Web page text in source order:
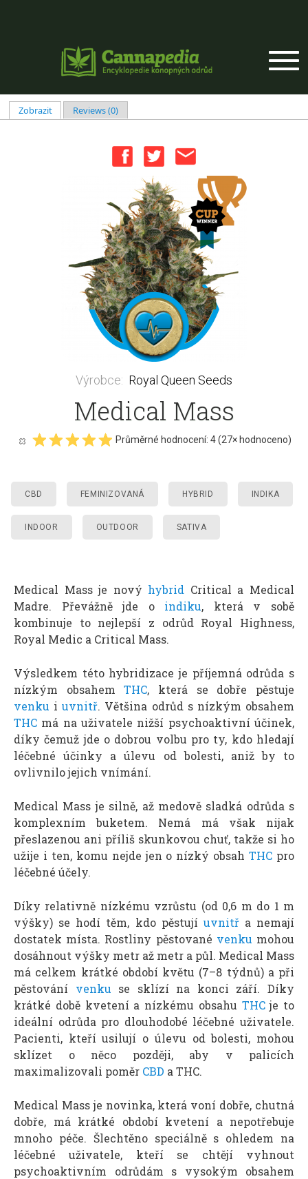
Hlavní záložky
Zobrazit(aktivní záložka)
Reviews (0)
Výrobce: Royal Queen Seeds
Medical Mass
Průměrné hodnocení: 4(27× hodnoceno)
CBD FEMINIZOVANÁ HYBRID INDIKA
INDOOR OUTDOOR SATIVA
Medical Mass je nový hybrid Critical a Medical
Madre. Převážně jde o indiku, která v sobě
kombinuje to nejlepší z odrůd Royal Highness,
Royal Medic a Critical Mass.
Výsledkem této hybridizace je příjemná odrůda s
nízkým obsahemTHC, která se dobře pěstuje
venku iuvnitř. Většina odrůd s nízkým obsahem
THC má na uživatele nižší psychoaktivní účinek,
díky čemuž jde o dobrou volbu pro ty, kdo hledají
léčebné účinky a úlevu od bolesti, aniž by to
ovlivnilo jejich vnímání.
Medical Mass je silně, až medově sladká odrůda s
komplexním buketem. Nemá má však nijak
přeslazenou ani příliš skunkovou chuť, takže si ho
užije i ten, komu nejde jen o nízký obsahTHC pro
léčebné účely.
Díky relativně nízkému vzrůstu (od 0,6 m do 1 m
výšky) se hodí těm, kdo pěstují uvnitřa nemají
dostatek místa. Rostliny pěstované venku mohou
dosáhnout výšky metr až metr a půl. Medical Mass
má celkem krátké období květu (7–8 týdnů) a při
pěstování venku se sklízí na konci září. Díky
krátké době kvetení a nízkému obsahu THCje to
ideální odrůda pro dlouhodobé léčebné uživatele.
Pacienti, kteří usilují o úlevu od bolesti, mohou
sklízet o něco později, aby v palicích
maximalizovali poměr CBD a THC.
Medical Mass je novinka, která voní dobře, chutná
dobře, má krátké období kvetení a nepotřebuje
mnoho péče. Šlechtěno speciálně s ohledem na
léčebné uživatele, kteří se chtějí vyhnout
psychoaktivním odrůdám s vysokým obsahem